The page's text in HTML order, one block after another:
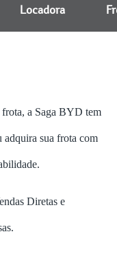
Locadora
frota, a Saga BYD tem
adquira sua frota com
Diretas e